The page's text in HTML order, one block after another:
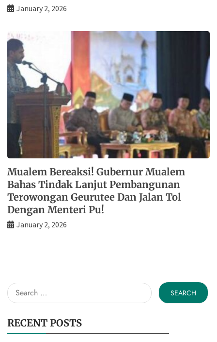
January 2, 2026
Mualem Bereaksi! Gubernur Mualem
Bahas Tindak Lanjut Pembangunan
Terowongan Geurutee Dan Jalan Tol
Dengan Menteri Pu!
January 2, 2026
Search
for:
RECENT POSTS